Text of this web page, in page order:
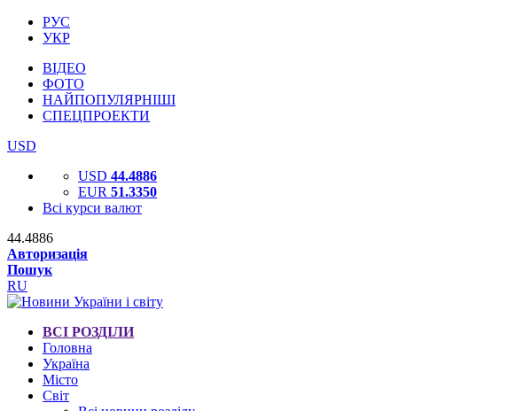
РУС
УКР
ВІДЕО
ФОТО
НАЙПОПУЛЯРНІШІ
СПЕЦПРОЕКТИ
USD
USD 44.4886
EUR 51.3350
Всі курси валют
44.4886
Авторизація
Пошук
RU
ВСІ РОЗДІЛИ
Головна
Україна
Місто
Світ